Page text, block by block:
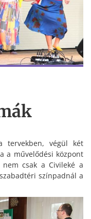
tervekben, végül két
a művelődési központ
nem csak a Civileké a
színpadnál a